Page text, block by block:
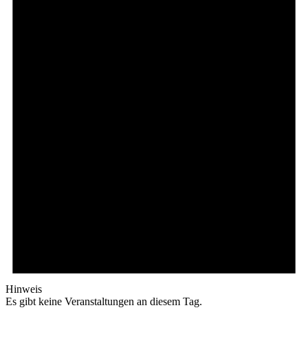
Hinweis
Es gibt keine Veranstaltungen an diesem Tag.